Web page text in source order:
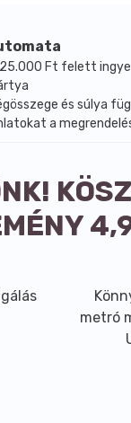
Ft felett
és súlya
a
metró